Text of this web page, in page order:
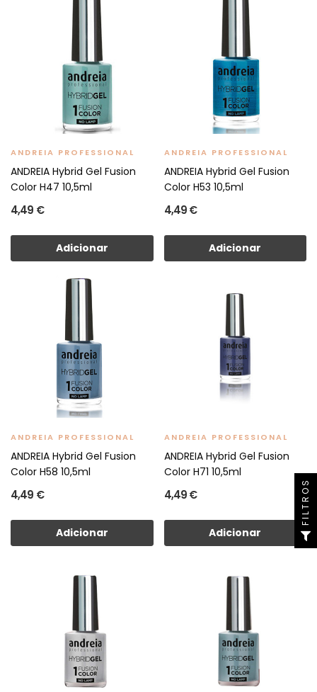
ANDREIA PROFESSIONAL
ANDREIA Hybrid Gel Fusion
Color H47 10,5ml
4,49 €
Adicionar
ANDREIA PROFESSIONAL
ANDREIA Hybrid Gel Fusion
Color H53 10,5ml
4,49 €
Adicionar
ANDREIA PROFESSIONAL
ANDREIA Hybrid Gel Fusion
Color H58 10,5ml
4,49 €
Adicionar
ANDREIA PROFESSIONAL
ANDREIA Hybrid Gel Fusion
Color H71 10,5ml
4,49 €
Adicionar
FILTROS